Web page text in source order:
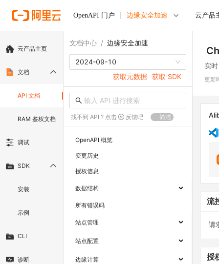
OpenAPI 门户 边缘安全加速 云产品
云产品主页
文档
API 文档
RAM 鉴权文档
调试
SDK
安装
示例
CLI
诊断
文档中心 / 边缘安全加速
2024-09-10
获取元数据 获取 SDK
找不到 API ? 点击 反馈吧 简洁
OpenAPI 概览
变更历史
授权信息
数据结构
所有错误码
站点管理
站点配置
边缘计算
实
更新
流
请
授